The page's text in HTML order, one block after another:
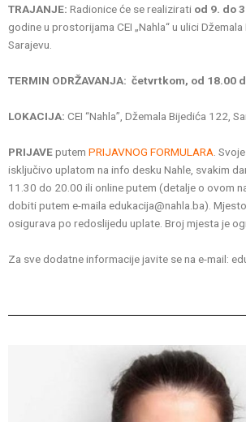
TRAJANJE: Radionice će se realizirati od 9. do
godine u prostorijama CEI „Nahla“ u ulici
Sarajevu.
TERMIN ODRŽAVANJA: četvrtkom, od 18.00
LOKACIJA: CEI “Nahla”, Džemala Bijedića 122,
PRIJAVEputem PRIJAVNOG FORMULARA .
isključivo uplatom na info desku Nahle, svakim
11.30 do 20.00 ili online putem (detalje o ovom
dobiti putem e-maila edukacija@nahla.ba).
osigurava po redoslijedu uplate. Broj mjesta je
Za sve dodatne informacije javite se na e-mail: